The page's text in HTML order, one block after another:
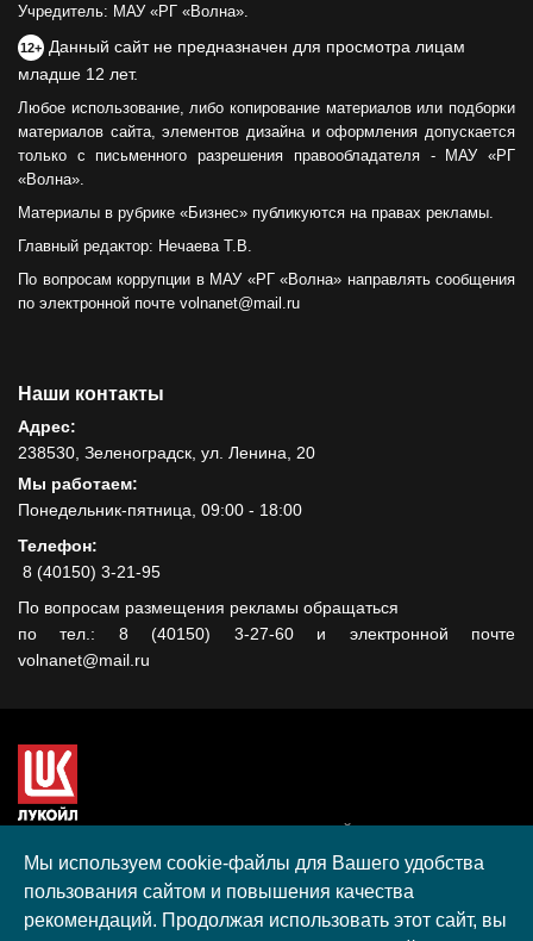
Учредитель: МАУ «РГ «Волна».
12+ Данный сайт не предназначен для просмотра лицам
младше 12 лет.
Любое использование, либо копирование материалов или подборки
материалов сайта, элементов дизайна и оформления допускается
только с письменного разрешения правообладателя - МАУ «РГ
«Волна».
Материалы в рубрике «Бизнес» публикуются на правах рекламы.
Главный редактор: Нечаева Т.В.
По вопросам коррупции в МАУ «РГ «Волна» направлять сообщения
по электронной почте volnanet@mail.ru
Наши контакты
Адрес:
238530, Зеленоградск, ул. Ленина, 20
Мы работаем:
Понедельник-пятница, 09:00 - 18:00
Телефон:
8 (40150) 3-21-95
По вопросам размещения рекламы обращаться
по тел.: 8 (40150) 3-27-60 и электронной почте
volnanet@mail.ru
гранта, полученного в рамках XIII Конкурса социальных и
культурных проектов ПАО "ЛУКОЙЛ" на территории
Калининградской области в 2020 году
Согласие на обработку персональных данных
Мы используем cookie-файлы для Вашего удобства
пользования сайтом и повышения качества
рекомендаций. Продолжая использовать этот сайт, вы